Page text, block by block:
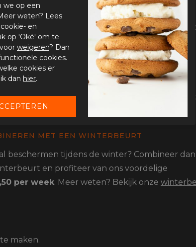
buiten staan?
is, raden wij dit af vanwege de risico’s van
problemen zoals roest en slijtage.
winterklaar?
de tank, en zorg voor goed accu- en
eenbrandstofstabilisator
toe om problemen
MET EEN WINTERBEURT
beschermen tijdens de winter? Combineer
en profiteer van ons voordelige
per week. Meer weten? Bekijk onze
maken.
we op een
weten? Lees
en
op 'Oké' om te
weigeren? Dan
cookies.
cookies er
dan hier.